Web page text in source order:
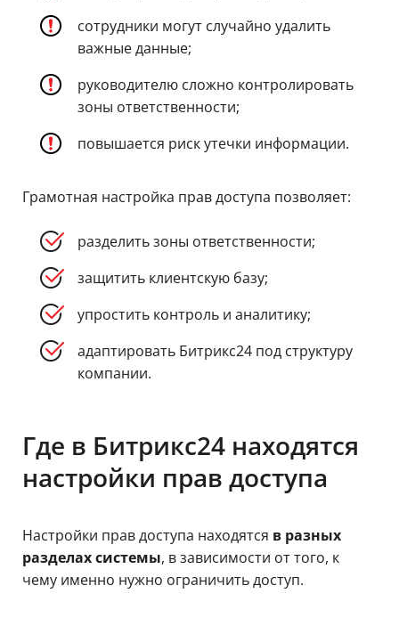
сотрудники могут случайно удалить
важные данные;
руководителю сложно контролировать
зоны ответственности;
повышается риск утечки информации.
Грамотная настройка прав доступа позволяет:
разделить зоны ответственности;
защитить клиентскую базу;
упростить контроль и аналитику;
адаптировать Битрикс24 под структуру
компании.
Где в Битрикс24 находятся
настройки прав доступа
Настройки прав доступа находятся в разных
разделах системы, в зависимости от того, к
чему именно нужно ограничить доступ.